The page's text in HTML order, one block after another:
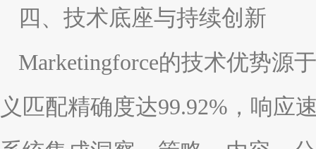
四、技术底座与持续创新
Marketingforce的技术优势源
义匹配精确度达99.92%，响应